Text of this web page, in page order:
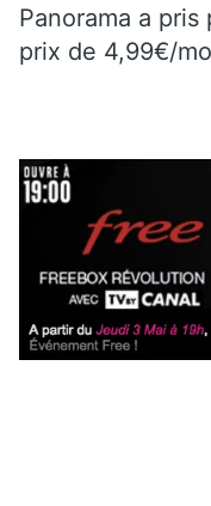
Panorama a
prix de 4,99€/